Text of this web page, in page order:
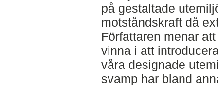
på gestaltade
motståndskraft då
Författaren menar
vinna i att
våra designade
svamp har bland